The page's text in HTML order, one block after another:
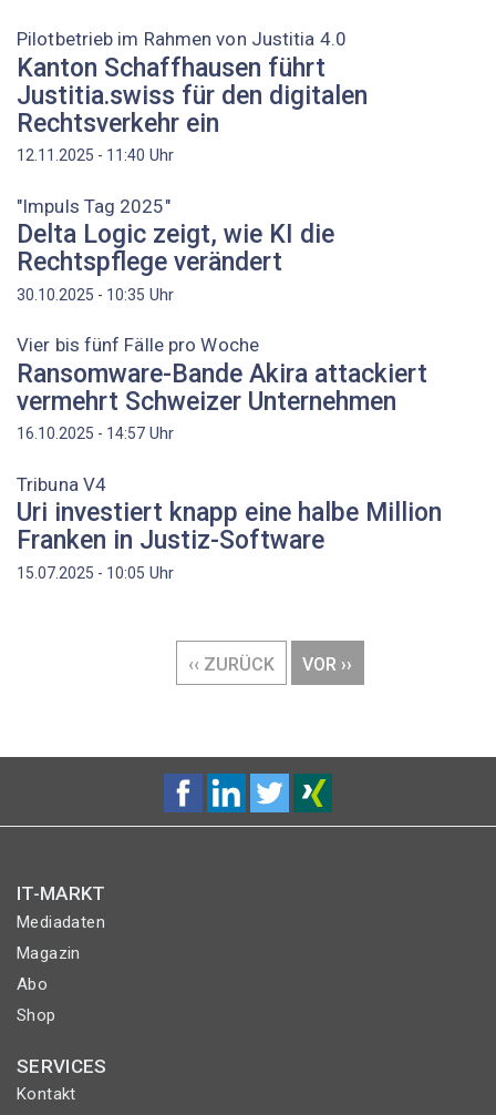
Pilotbetrieb im Rahmen von Justitia 4.0
Kanton Schaffhausen führt
Justitia.swiss für den digitalen
Rechtsverkehr ein
12.11.2025 - 11:40 Uhr
"Impuls Tag 2025"
Delta Logic zeigt, wie KI die
Rechtspflege verändert
30.10.2025 - 10:35 Uhr
Vier bis fünf Fälle pro Woche
Ransomware-Bande Akira attackiert
vermehrt Schweizer Unternehmen
16.10.2025 - 14:57 Uhr
Tribuna V4
Uri investiert knapp eine halbe Million
Franken in Justiz-Software
15.07.2025 - 10:05 Uhr
VORHERIGE
SEITE
‹‹ ZURÜCK
NÄCHSTE
SEITE
VOR ››
IT-MARKT
Mediadaten
Magazin
Abo
Shop
SERVICES
Kontakt